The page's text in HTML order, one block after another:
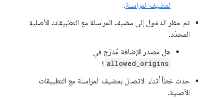
لمضيف المراسلة.
تم حظر الدخول إلى مضيف المراسلة مع التطبيقات الأصلية
المحدّد.
هل مصدر الإضافة مُدرَج في
allowed_origins ؟
حدث خطأ أثناء الاتصال بمضيف المراسلة مع التطبيقات
الأصلية.